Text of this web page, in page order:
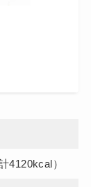
4120kcal）